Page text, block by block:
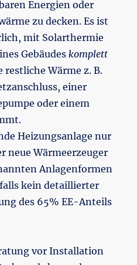
Energien oder
zu decken. Es ist
mit Solarthermie
Gebäudes komplett
restliche Wärme z. B.
einer
oder einem
Heizungsanlage nur
neue Wärmeerzeuger
Anlagenformen
kein detaillierter
des 65% EE-Anteils
vor Installation